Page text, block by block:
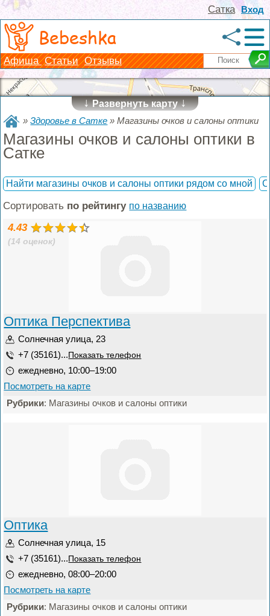
Вход
Сатка
Bebeshka
Афиша Статьи Отзывы
↓Развернуть карту↓
»Здоровье в Сатке »Магазины очков и салоны оптики
Магазины очков и салоны оптики в
Сатке
Найти магазины очков и салоны оптики рядом со мной
Сортировать по рейтингу по названию
4.43
(14 оценок)
Оптика Перспектива
Солнечная улица, 23
+7 (35161)... Показать телефон
ежедневно, 10:00–19:00
Посмотреть на карте
Рубрики: Магазины очков и салоны оптики
Оптика
Солнечная улица, 15
+7 (35161)... Показать телефон
ежедневно, 08:00–20:00
Посмотреть на карте
Рубрики: Магазины очков и салоны оптики